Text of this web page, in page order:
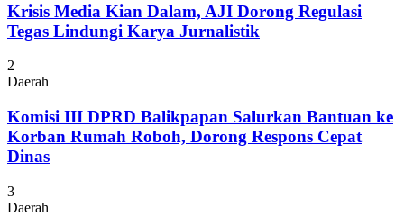
Krisis Media Kian Dalam, AJI Dorong Regulasi
Tegas Lindungi Karya Jurnalistik
2
Daerah
Komisi III DPRD Balikpapan Salurkan Bantuan ke
Korban Rumah Roboh, Dorong Respons Cepat
Dinas
3
Daerah